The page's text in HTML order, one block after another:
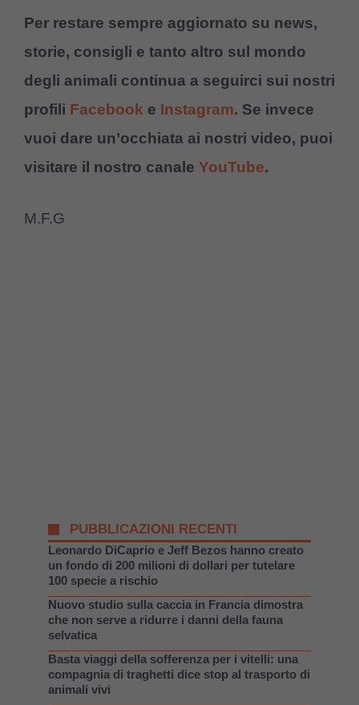
Per restare sempre aggiornato su news,
storie, consigli e tanto altro sul mondo
degli animali continua a seguirci sui nostri
profili Facebook e Instagram. Se invece
vuoi dare un’occhiata ai nostri video, puoi
visitare il nostro canale YouTube.
M.F.G
PUBBLICAZIONI RECENTI
Leonardo DiCaprio e Jeff Bezos hanno creato
un fondo di 200 milioni di dollari per tutelare
100 specie a rischio
Nuovo studio sulla caccia in Francia dimostra
che non serve a ridurre i danni della fauna
selvatica
Basta viaggi della sofferenza per i vitelli: una
compagnia di traghetti dice stop al trasporto di
animali vivi